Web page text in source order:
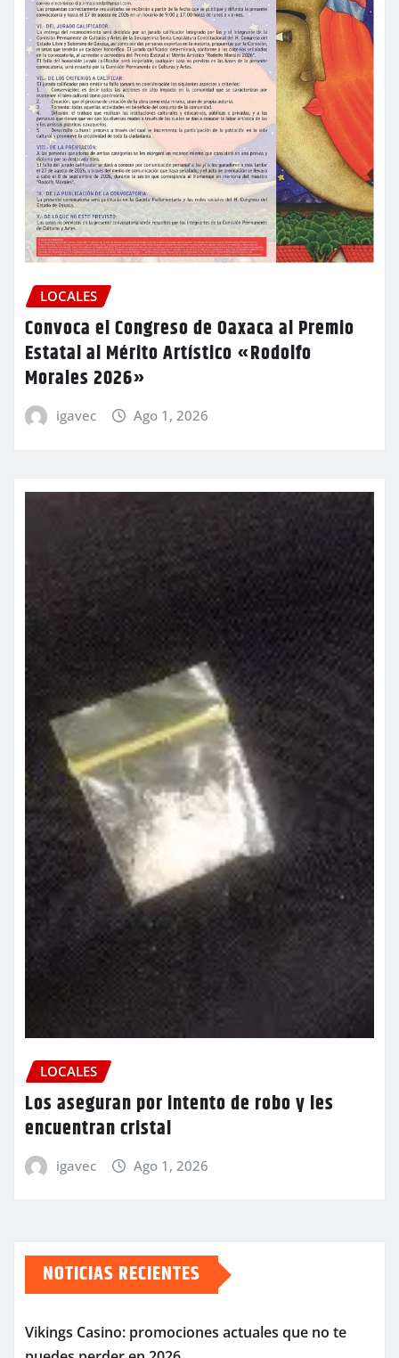
LOCALES
Convoca el Congreso de Oaxaca al Premio
Estatal al Mérito Artístico «Rodolfo
Morales 2026»
igavec Ago 1, 2026
LOCALES
Los aseguran por intento de robo y les
encuentran cristal
igavec Ago 1, 2026
NOTICIAS RECIENTES
Vikings Casino: promociones actuales que no te